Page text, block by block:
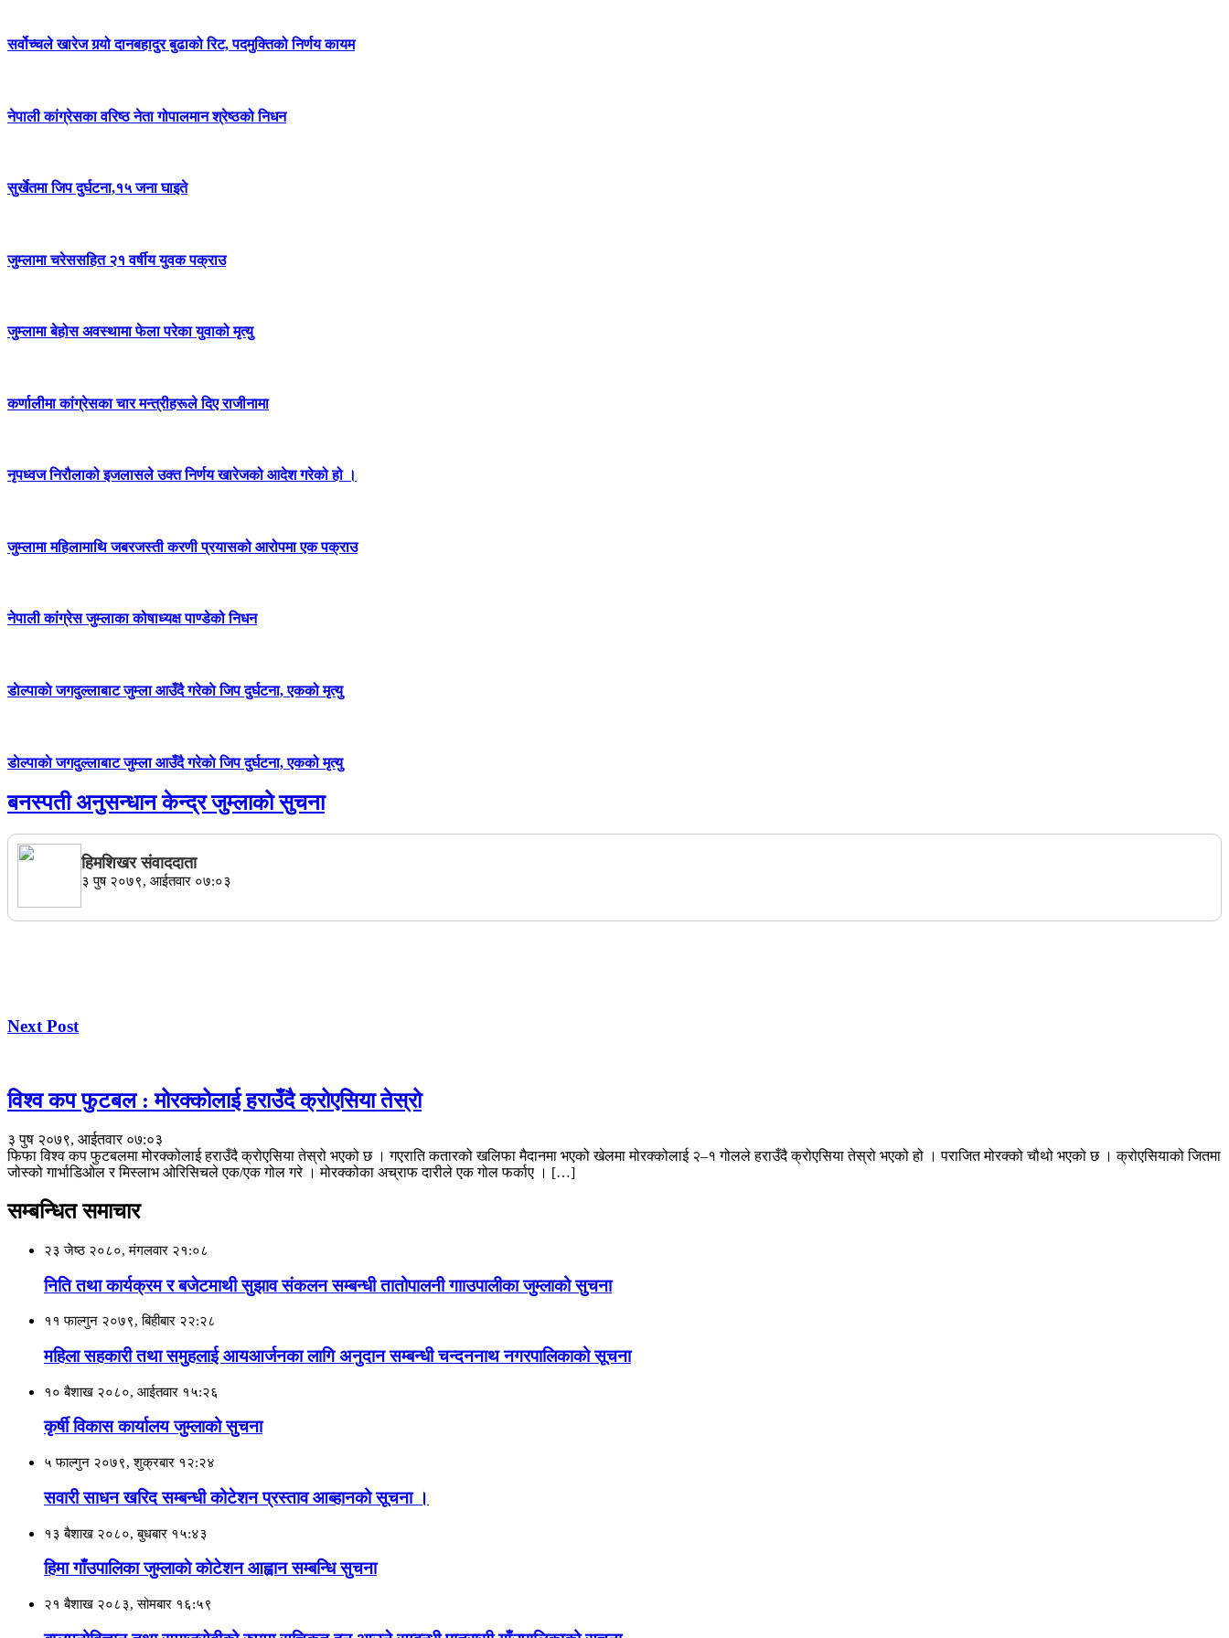
सर्वोच्चले खारेज गर्‍यो दानबहादुर बुढाको रिट, पदमुक्तिको निर्णय कायम
नेपाली कांग्रेसका वरिष्ठ नेता गोपालमान श्रेष्ठको निधन
सुर्खेतमा जिप दुर्घटना,१५ जना घाइते
जुम्लामा चरेससहित २१ वर्षीय युवक पक्राउ
जुम्लामा बेहोस अवस्थामा फेला परेका युवाको मृत्यु
कर्णालीमा कांग्रेसका चार मन्त्रीहरूले दिए राजीनामा
नृपध्वज निरौलाको इजलासले उक्त निर्णय खारेजको आदेश गरेको हो ।
जुम्लामा महिलामाथि जबरजस्ती करणी प्रयासको आरोपमा एक पक्राउ
नेपाली कांग्रेस जुम्लाका कोषाध्यक्ष पाण्डेको निधन
डाेल्पाकाे जगदुल्लाबाट जुम्ला आउँदै गरेकाे जिप दुर्घटना, एकको मृत्यु
डाेल्पाकाे जगदुल्लाबाट जुम्ला आउँदै गरेकाे जिप दुर्घटना, एकको मृत्यु
बनस्पती अनुसन्धान केन्द्र जुम्लाको सुचना
हिमशिखर संवाददाता
३ पुष २०७९, आईतवार ०७:०३
Next Post
विश्व कप फुटबल : मोरक्कोलाई हराउँदै क्रोएसिया तेस्रो
३ पुष २०७९, आईतवार ०७:०३
फिफा विश्व कप फुटबलमा मोरक्कोलाई हराउँदै क्रोएसिया तेस्रो भएको छ । गएराति कतारको खलिफा मैदानमा भएको खेलमा मोरक्कोलाई २–१ गोलले हराउँदै क्रोएसिया तेस्रो भएको हो । पराजित मोरक्को चौथो भएको छ । क्रोएसियाको जितमा
जोस्को गार्भाडिओल र मिस्लाभ ओरिसिचले एक/एक गोल गरे । मोरक्कोका अच्राफ दारीले एक गोल फर्काए । […]
सम्बन्धित समाचार
२३ जेष्ठ २०८०, मंगलवार २१:०८
निति तथा कार्यक्रम र बजेटमाथी सुझाव संकलन सम्बन्धी तातोपालनी गााउपालीका जुम्लाको सुचना
११ फाल्गुन २०७९, बिहीबार २२:२८
महिला सहकारी तथा समुहलाई आयआर्जनका लागि अनुदान सम्बन्धी चन्दननाथ नगरपालिकाको सूचना
१० बैशाख २०८०, आईतवार १५:२६
कृर्षी विकास कार्यालय जुम्लाको सुचना
५ फाल्गुन २०७९, शुक्रबार १२:२४
सवारी साधन खरिद सम्बन्धी कोटेशन प्रस्ताव आब्हानको सूचना ।
१३ बैशाख २०८०, बुधबार १५:४३
हिमा गाँउपालिका जुम्लाकाे काेटेशन आह्वान सम्बन्धि सुचना
२१ बैशाख २०८३, सोमबार १६:५९